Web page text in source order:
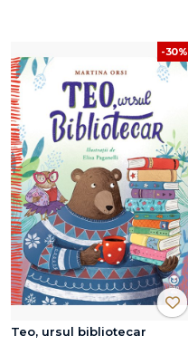
-30%
Teo, ursul bibliotecar